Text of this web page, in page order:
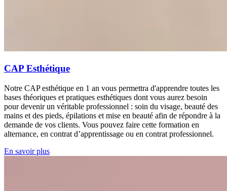
CAP Esthétique
Notre CAP esthétique en 1 an vous permettra d'apprendre toutes les
bases théoriques et pratiques esthétiques dont vous aurez besoin
pour devenir un véritable professionnel : soin du visage, beauté des
mains et des pieds, épilations et mise en beauté afin de répondre à la
demande de vos clients. Vous pouvez faire cette formation en
alternance, en contrat d’apprentissage ou en contrat professionnel.
En savoir plus